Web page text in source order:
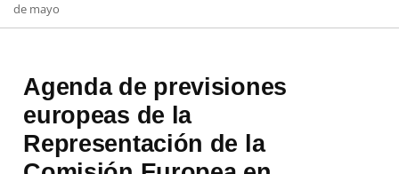
de mayo
Agenda de previsiones
europeas de la
Representación de la